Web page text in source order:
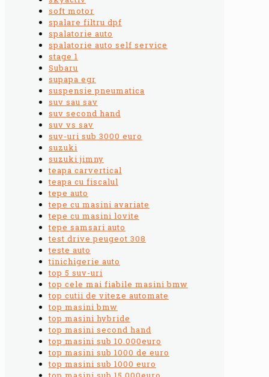
soft motor
spalare filtru dpf
spalatorie auto
spalatorie auto self service
stage 1
Subaru
supapa egr
suspensie pneumatica
suv sau sav
suv second hand
suv vs sav
suv-uri sub 3000 euro
suzuki
suzuki jimny
teapa carvertical
teapa cu fiscalul
tepe auto
tepe cu masini avariate
tepe cu masini lovite
tepe samsari auto
test drive peugeot 308
teste auto
tinichigerie auto
top 5 suv-uri
top cele mai fiabile masini bmw
top cutii de viteze automate
top masini bmw
top masini hybride
top masini second hand
top masini sub 10.000euro
top masini sub 1000 de euro
top masini sub 1000 euro